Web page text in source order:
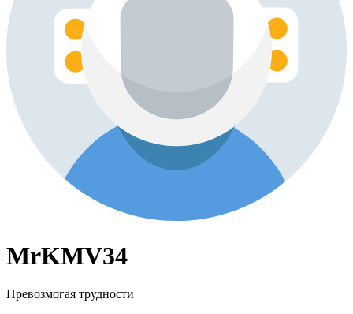
MrKMV34
Превозмогая трудности